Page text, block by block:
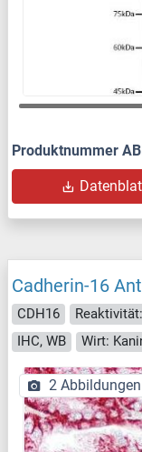
Produktnummer
Cadherin-16
CDH16
IHC, WB
Wirt:
2 Abbildungen